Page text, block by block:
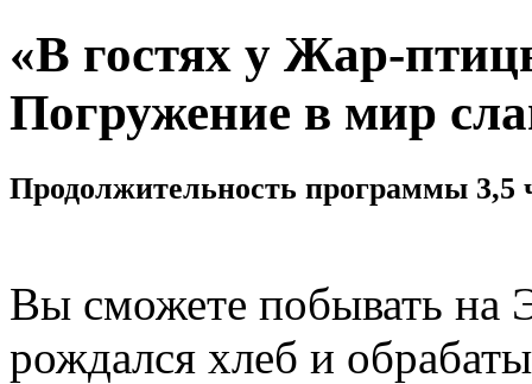
«В гостях у Жар-
Погружение в мир
Продолжительность программы 3,5
Вы сможете побывать на
рождался хлеб и